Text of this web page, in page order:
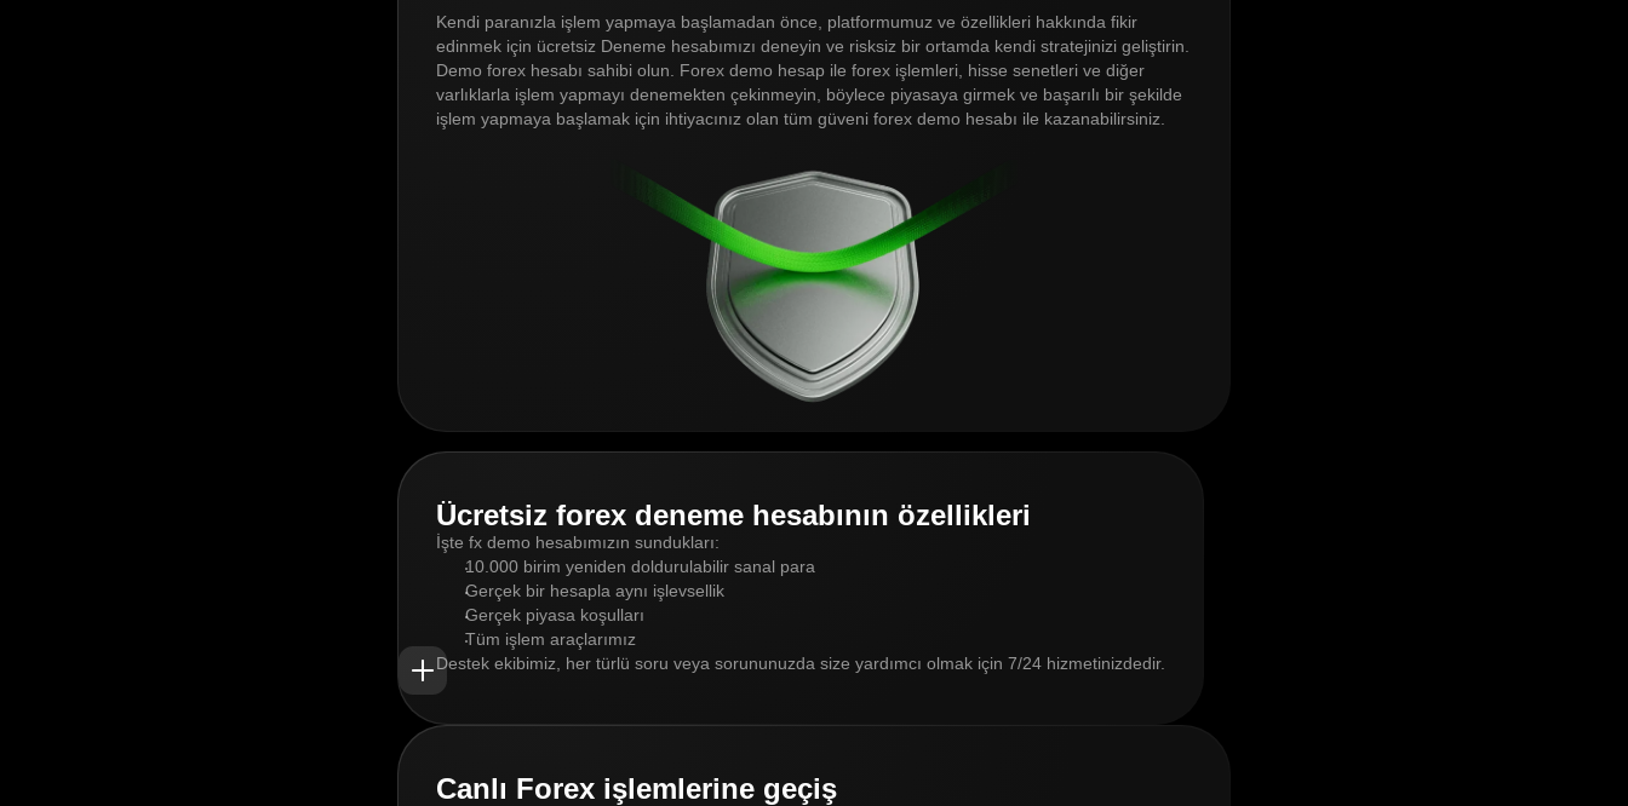
Kendi paranızla işlem yapmaya başlamadan önce, platformumuz ve özellikleri hakkında fikir
edinmek için ücretsiz Deneme hesabımızı deneyin ve risksiz bir ortamda kendi stratejinizi geliştirin.
Demo forex hesabı sahibi olun. Forex demo hesap ile forex işlemleri, hisse senetleri ve diğer
varlıklarla işlem yapmayı denemekten çekinmeyin, böylece piyasaya girmek ve başarılı bir şekilde
işlem yapmaya başlamak için ihtiyacınız olan tüm güveni forex demo hesabı ile kazanabilirsiniz.
Ücretsiz forex deneme hesabının özellikleri
İşte fx demo hesabımızın sundukları:
10.000 birim yeniden doldurulabilir sanal para
Gerçek bir hesapla aynı işlevsellik
Gerçek piyasa koşulları
Tüm işlem araçlarımız
Destek ekibimiz, her türlü soru veya sorununuzda size yardımcı olmak için 7/24 hizmetinizdedir.
Canlı Forex işlemlerine geçiş